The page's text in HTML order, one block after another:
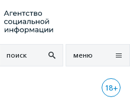
поиск меню
18+